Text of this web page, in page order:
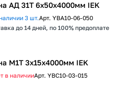
АД 31Т 6х50х4000мм IEK
3 шт.Арт. YBA10-06-050
до 14 дней, по 100% предоплате
М1Т 3х15х4000мм IEK
в наличииАрт. YBC10-03-015